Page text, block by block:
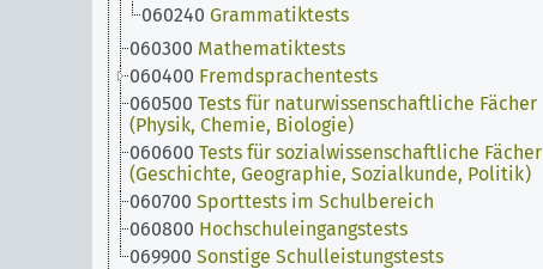
060240 Grammatiktests
060300 Mathematiktests
060400 Fremdsprachentests
060500 Tests für naturwissenschaftliche Fächer
(Physik, Chemie, Biologie)
060600 Tests für sozialwissenschaftliche Fächer
(Geschichte, Geographie, Sozialkunde, Politik)
060700 Sporttests im Schulbereich
060800 Hochschuleingangstests
069900 Sonstige Schulleistungstests